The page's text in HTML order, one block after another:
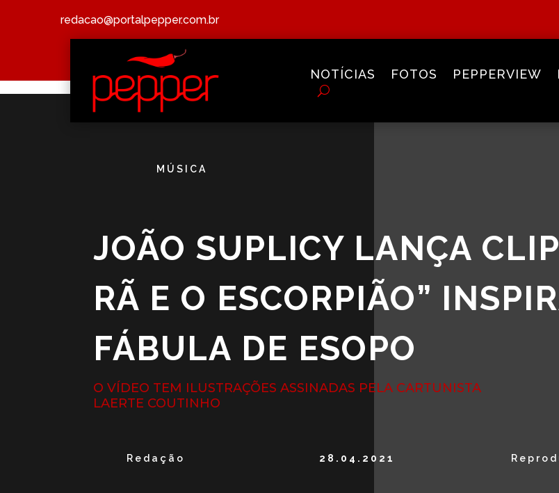
redacao@portalpepper.com.br
NOTÍCIAS FOTOS PEPPERVIEW
MÚSICA
JOÃO SUPLICY LANÇA
RÃ E O ESCORPIÃO”
FÁBULA DE ESOPO
O VÍDEO TEM ILUSTRAÇÕES ASSINADAS PELA CARTUNISTA
LAERTE COUTINHO
Redação 28.04.2021